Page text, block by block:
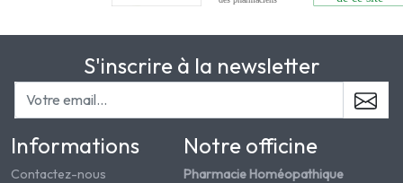
S'inscrire à la newsletter
Informations
Contactez-nous
Notre officine
Pharmacie Homéopathique